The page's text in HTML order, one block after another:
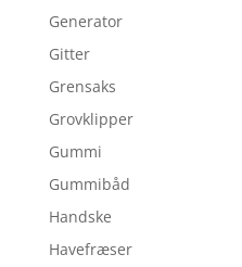
Generator
Gitter
Grensaks
Grovklipper
Gummi
Gummibåd
Handske
Havefræser